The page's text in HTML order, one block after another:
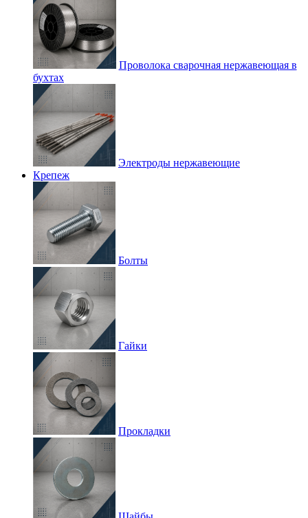
Проволока сварочная нержавеющая в
бухтах
Электроды нержавеющие
Крепеж
Болты
Гайки
Прокладки